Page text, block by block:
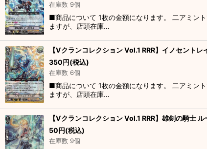
在庫数 9個
■商品について 1枚の金額になります。 二アミン
ますが、店頭在庫…
【Vクランコレクション Vol.1 RRR】イノセン
350円(税込)
在庫数 6個
■商品について 1枚の金額になります。 二アミン
ますが、店頭在庫…
【Vクランコレクション Vol.1 RRR】雄剣の騎
50円(税込)
在庫数 9個